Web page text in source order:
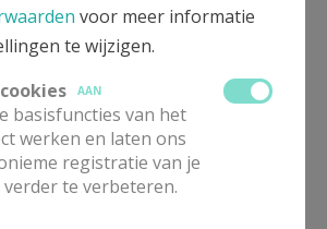
WEEK 9
voor meer informatie
te wijzigen.
AAN
basisfuncties van het
werken en laten ons
registratie van je
te verbeteren.